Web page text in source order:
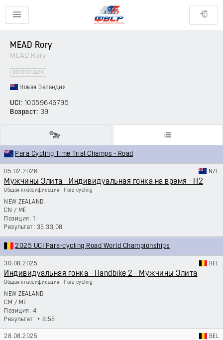
MEAD Rory
MEAD Rory
ВЕЛОГОНЩИК
Новая Зеландия
UCI: 10059646795
Возраст: 39
Para Cycling Time Trial Champs - Road
05.02.2026 NZL
Мужчины Элита - Индивидуальная гонка на время - H2
Общая классификация - Para-cycling
NEW ZEALAND
CN / ME
1
35:33,08
2025 UCI Para-cycling Road World Championships
30.08.2025 BEL
Индивидуальная гонка - Handbike 2 - Мужчины Элита
Общая классификация - Para-cycling
NEW ZEALAND
CM / ME
4
+ 8:58
28.08.2025 BEL